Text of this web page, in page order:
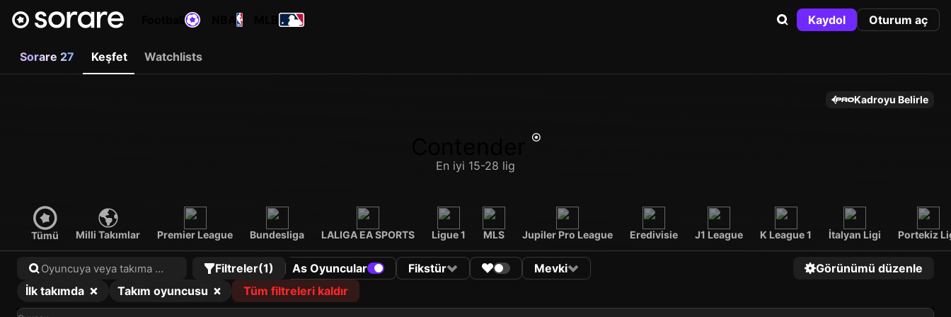
Kaydol Oturum aç
Sorare 27 Keşfet Watchlists
Kadroyu Belirle
En iyi 15-28 lig
Tümü Milli Takımlar Premier League Bundesliga LALIGA EA SPORTS Ligue 1 MLS Jupiler Pro League Eredivisie J1 League K League 1 İtalyan Ligi Portekiz
Filtreler(1) As Oyuncular Fikstür Mevki
Görünümü düzenle
İlk takımda
Takım oyuncusu Tüm filtreleri kaldır